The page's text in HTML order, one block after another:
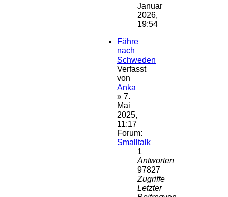
Januar
2026,
19:54
Fähre
nach
Schweden
Verfasst
von
Anka
» 7.
Mai
2025,
11:17
Forum:
Smalltalk
1
Antworten
97827
Zugriffe
Letzter